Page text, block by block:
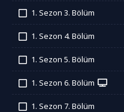
1. Sezon 3. Bölüm
1. Sezon 4. Bölüm
1. Sezon 5. Bölüm
1. Sezon 6. Bölüm
1. Sezon 7. Bölüm